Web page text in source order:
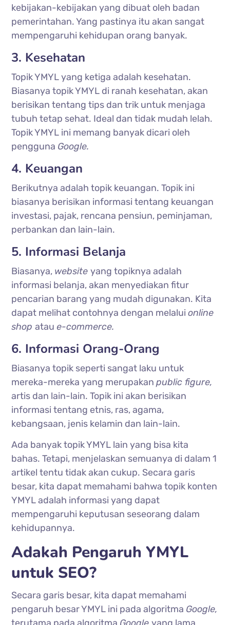
kebijakan-kebijakan yang dibuat oleh badan
pemerintahan. Yang pastinya itu akan sangat
mempengaruhi kehidupan orang banyak.
3. Kesehatan
Topik YMYL yang ketiga adalah kesehatan.
Biasanya topik YMYL di ranah kesehatan, akan
berisikan tentang tips dan trik untuk menjaga
tubuh tetap sehat. Ideal dan tidak mudah lelah.
Topik YMYL ini memang banyak dicari oleh
pengguna Google.
4. Keuangan
Berikutnya adalah topik keuangan. Topik ini
biasanya berisikan informasi tentang keuangan
investasi, pajak, rencana pensiun, peminjaman,
perbankan dan lain-lain.
5. Informasi Belanja
Biasanya, websiteyang topiknya adalah
informasi belanja, akan menyediakan fitur
pencarian barang yang mudah digunakan. Kita
dapat melihat contohnya dengan melaluionline
shopatau e-commerce.
6. Informasi Orang-Orang
Biasanya topik seperti sangat laku untuk
mereka-mereka yang merupakanpublic figure,
artis dan lain-lain. Topik ini akan berisikan
informasi tentang etnis, ras, agama,
kebangsaan, jenis kelamin dan lain-lain.
Ada banyak topik YMYL lain yang bisa kita
bahas. Tetapi, menjelaskan semuanya di dalam 1
artikel tentu tidak akan cukup. Secara garis
besar, kita dapat memahami bahwa topik konten
YMYL adalah informasi yang dapat
mempengaruhi keputusan seseorang dalam
kehidupannya.
Adakah Pengaruh YMYL
untuk SEO?
Secara garis besar, kita dapat memahami
pengaruh besar YMYL ini pada algoritma Google,